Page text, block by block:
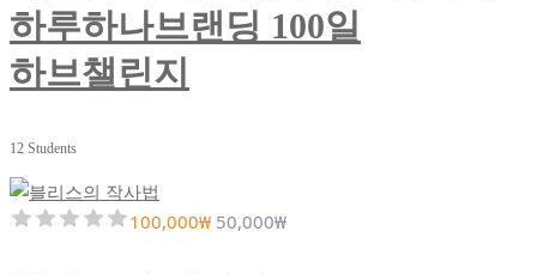
하루하나브랜딩 100일
하브챌린지
12 Students
100,000₩ 50,000₩